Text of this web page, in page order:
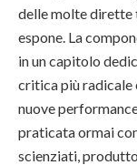
delle molte dirette
espone. La
in un capitolo
critica più radicale
nuove
praticata ormai
scienziati,